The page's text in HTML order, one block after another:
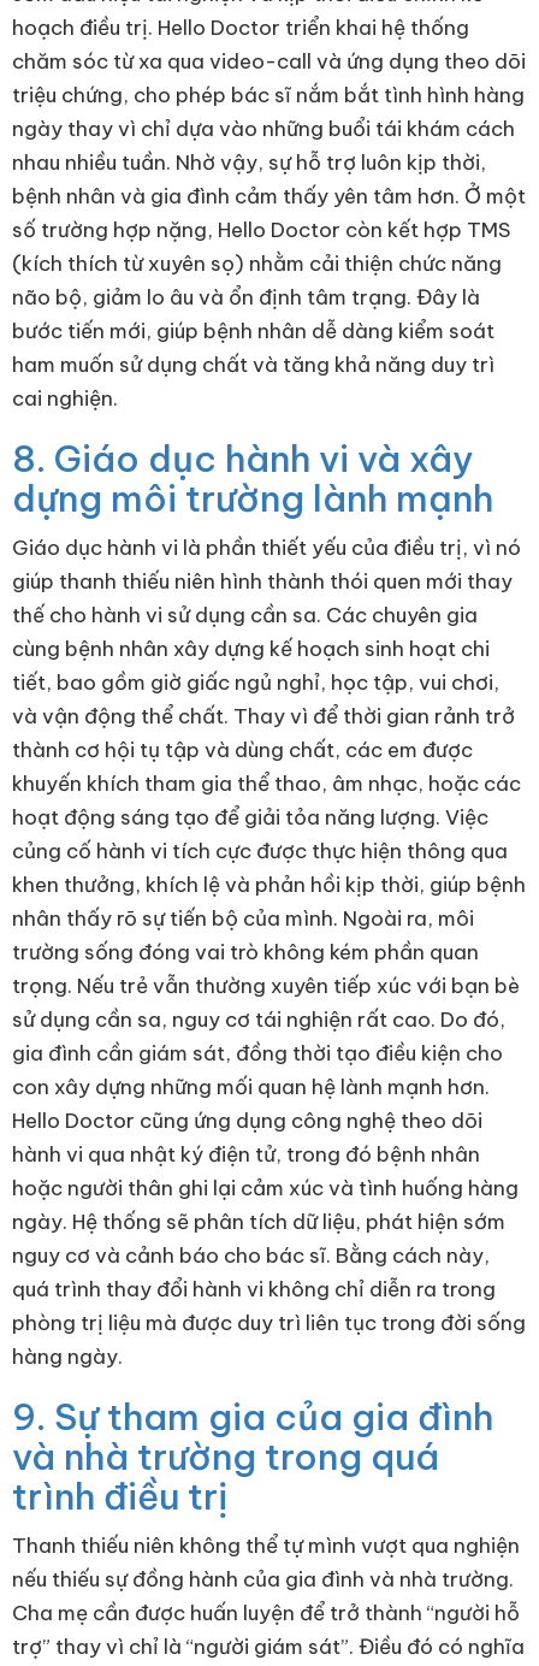
hoạch điều trị. Hello Doctor triển khai hệ thống
chăm sóc từ xa qua video-call và ứng dụng theo dõi
triệu chứng, cho phép bác sĩ nắm bắt tình hình hàng
ngày thay vì chỉ dựa vào những buổi tái khám cách
nhau nhiều tuần. Nhờ vậy, sự hỗ trợ luôn kịp thời,
bệnh nhân và gia đình cảm thấy yên tâm hơn. Ở một
số trường hợp nặng, Hello Doctor còn kết hợp TMS
(kích thích từ xuyên sọ) nhằm cải thiện chức năng
não bộ, giảm lo âu và ổn định tâm trạng. Đây là
bước tiến mới, giúp bệnh nhân dễ dàng kiểm soát
ham muốn sử dụng chất và tăng khả năng duy trì
cai nghiện.
8. Giáo dục hành vi và xây
dựng môi trường lành mạnh
Giáo dục hành vi là phần thiết yếu của điều trị, vì nó
giúp thanh thiếu niên hình thành thói quen mới thay
thế cho hành vi sử dụng cần sa. Các chuyên gia
cùng bệnh nhân xây dựng kế hoạch sinh hoạt chi
tiết, bao gồm giờ giấc ngủ nghỉ, học tập, vui chơi,
và vận động thể chất. Thay vì để thời gian rảnh trở
thành cơ hội tụ tập và dùng chất, các em được
khuyến khích tham gia thể thao, âm nhạc, hoặc các
hoạt động sáng tạo để giải tỏa năng lượng. Việc
củng cố hành vi tích cực được thực hiện thông qua
khen thưởng, khích lệ và phản hồi kịp thời, giúp bệnh
nhân thấy rõ sự tiến bộ của mình. Ngoài ra, môi
trường sống đóng vai trò không kém phần quan
trọng. Nếu trẻ vẫn thường xuyên tiếp xúc với bạn bè
sử dụng cần sa, nguy cơ tái nghiện rất cao. Do đó,
gia đình cần giám sát, đồng thời tạo điều kiện cho
con xây dựng những mối quan hệ lành mạnh hơn.
Hello Doctor cũng ứng dụng công nghệ theo dõi
hành vi qua nhật ký điện tử, trong đó bệnh nhân
hoặc người thân ghi lại cảm xúc và tình huống hàng
ngày. Hệ thống sẽ phân tích dữ liệu, phát hiện sớm
nguy cơ và cảnh báo cho bác sĩ. Bằng cách này,
quá trình thay đổi hành vi không chỉ diễn ra trong
phòng trị liệu mà được duy trì liên tục trong đời sống
hàng ngày.
9. Sự tham gia của gia đình
và nhà trường trong quá
trình điều trị
Thanh thiếu niên không thể tự mình vượt qua nghiện
nếu thiếu sự đồng hành của gia đình và nhà trường.
Cha mẹ cần được huấn luyện để trở thành “người hỗ
trợ” thay vì chỉ là “người giám sát”. Điều đó có nghĩa